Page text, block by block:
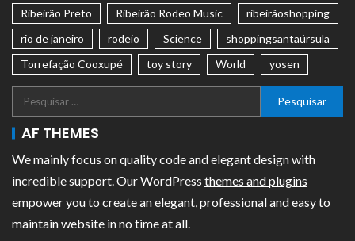
Ribeirão Preto
Ribeirão Rodeo Music
ribeirãoshopping
rio de janeiro
rodeio Science
shoppingsantaúrsula
Torrefação Cooxupé
toy story World yosen
AF THEMES
We mainly focus on quality code and elegant design with
incredible support. Our WordPress themes and plugins
empower you to create an elegant, professional and easy to
maintain website in no time at all.